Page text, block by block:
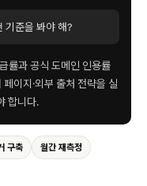
기준을 봐야 해?
률과 공식 도메인 인용률
이지·외부 출처 전략을 실
합니다.
구축 월간 재측정